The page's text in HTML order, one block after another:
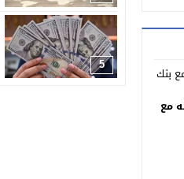
مع
5